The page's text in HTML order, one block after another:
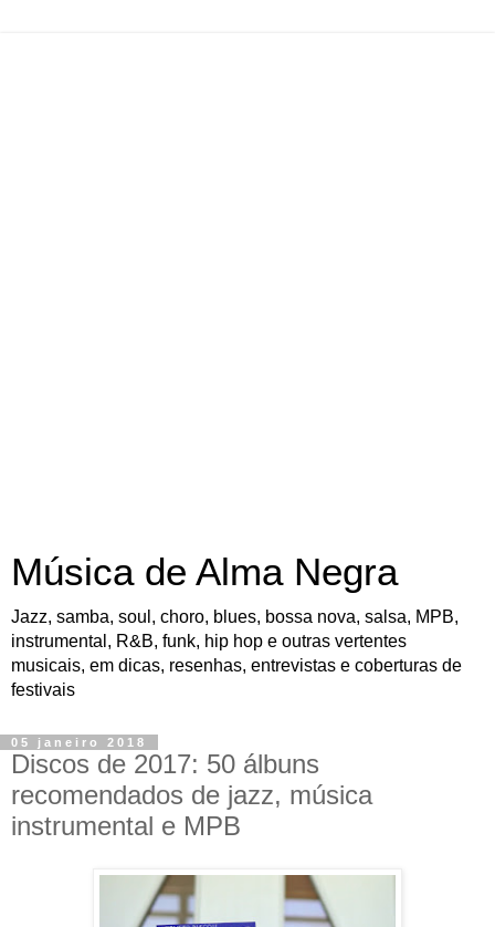
Música de Alma Negra
Jazz, samba, soul, choro, blues, bossa nova, salsa, MPB,
instrumental, R&B, funk, hip hop e outras vertentes
musicais, em dicas, resenhas, entrevistas e coberturas de
festivais
05 janeiro 2018
Discos de 2017: 50 álbuns
recomendados de jazz, música
instrumental e MPB